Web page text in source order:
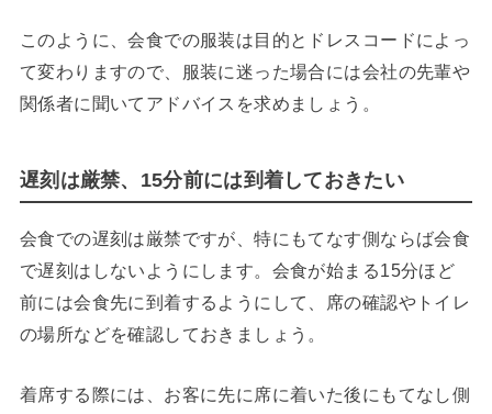
このように、会食での服装は目的とドレスコードによっ
て変わりますので、服装に迷った場合には会社の先輩や
関係者に聞いてアドバイスを求めましょう。
遅刻は厳禁、15分前には到着しておきたい
会食での遅刻は厳禁ですが、特にもてなす側ならば会食
で遅刻はしないようにします。会食が始まる15分ほど
前には会食先に到着するようにして、席の確認やトイレ
の場所などを確認しておきましょう。
着席する際には、お客に先に席に着いた後にもてなし側